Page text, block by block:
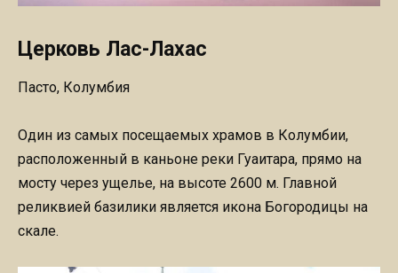
Церковь Лас-Лахас
Пасто, Колумбия
Один из самых посещаемых храмов в Колумбии,
расположенный в каньоне реки Гуаитара, прямо на
мосту через ущелье, на высоте 2600 м. Главной
реликвией базилики является икона Богородицы на
скале.